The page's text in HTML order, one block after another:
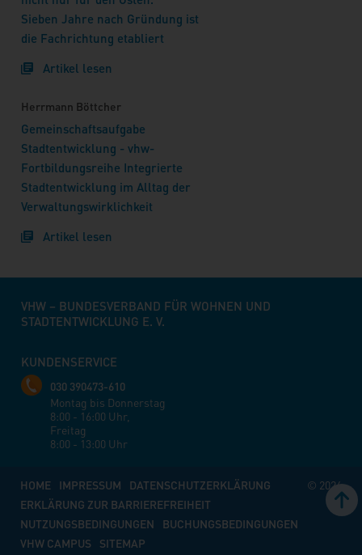
Sieben Jahre nach Gründung ist
die Fachrichtung etabliert
Artikel lesen
Herrmann Böttcher
Gemeinschaftsaufgabe
Stadtentwicklung - vhw-
Fortbildungsreihe Integrierte
Stadtentwicklung im Alltag der
Verwaltungswirklichkeit
Artikel lesen
VHW – BUNDESVERBAND FÜR WOHNEN UND
STADTENTWICKLUNG E. V.
KUNDENSERVICE
030 390473-610
Montag bis Donnerstag
8:00 - 16:00 Uhr,
Freitag
8:00 - 13:00 Uhr
© 2026
HOME IMPRESSUM
DATENSCHUTZERKLÄRUNG
ERKLÄRUNG ZUR BARRIEREFREIHEIT
NUTZUNGSBEDINGUNGEN
BUCHUNGSBEDINGUNGEN
VHW CAMPUS
SITEMAP